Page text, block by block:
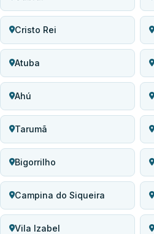
Cristo Rei
Atuba
Ahú
Tarumã
Bigorrilho
Campina do Siqueira
Vila Izabel